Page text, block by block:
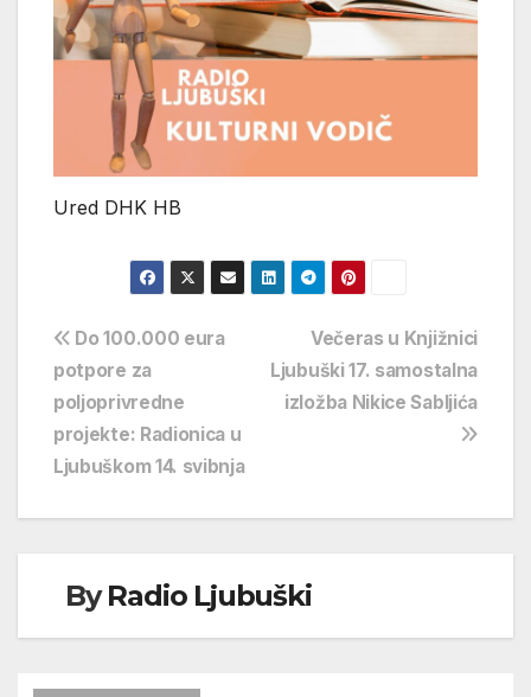
Ured DHK HB
Navigacija
objava
Večeras u Knjižnici
Ljubuški 17. samostalna
izložba Nikice Sabljića
Do 100.000 eura
potpore za
poljoprivredne
projekte: Radionica u
Ljubuškom 14. svibnja
ByRadio Ljubuški